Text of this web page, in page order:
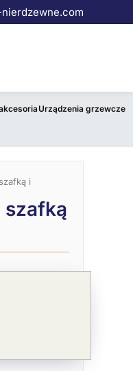
Urządzenia grzewcze
i
szafką